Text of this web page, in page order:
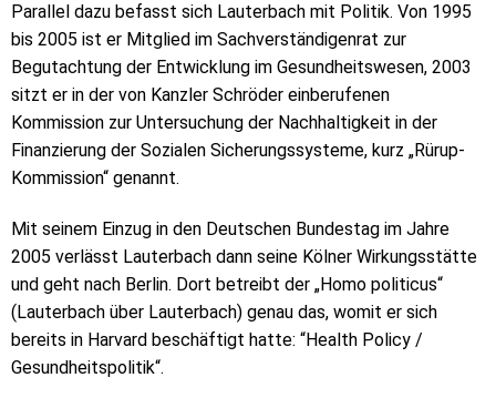
Parallel dazu befasst sich Lauterbach mit Politik. Von 1995
bis 2005 ist er Mitglied im Sachverständigenrat zur
Begutachtung der Entwicklung im Gesundheitswesen, 2003
sitzt er in der von Kanzler Schröder einberufenen
Kommission zur Untersuchung der Nachhaltigkeit in der
Finanzierung der Sozialen Sicherungssysteme, kurz „Rürup-
Kommission“ genannt.
Mit seinem Einzug in den Deutschen Bundestag im Jahre
2005 verlässt Lauterbach dann seine Kölner Wirkungsstätte
und geht nach Berlin. Dort betreibt der „Homo politicus“
(Lauterbach über Lauterbach) genau das, womit er sich
bereits in Harvard beschäftigt hatte: “Health Policy /
Gesundheitspolitik“.